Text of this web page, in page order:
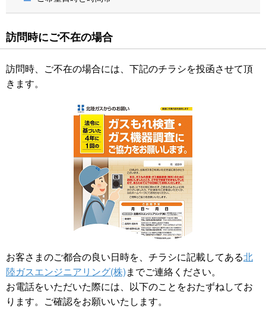
訪問時にご不在の場合
訪問時、ご不在の場合には、下記のチラシを投函させて頂
きます。
お客さまのご都合の良い日時を、チラシに記載してある北
陸ガスエンジニアリング(株)までご連絡ください。
お電話をいただいた際には、以下のことをおたずねしてお
ります。ご確認をお願いいたします。